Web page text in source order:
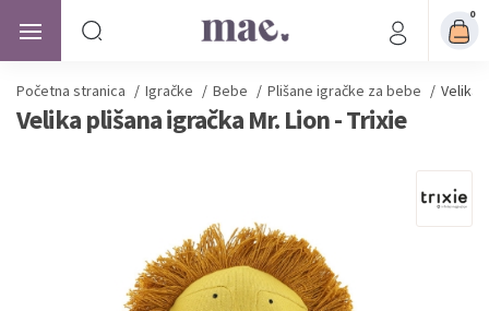
0
Početna stranica / Igračke / Bebe / Plišane igračke za bebe / Velika
Velika plišana igračka Mr. Lion - Trixie